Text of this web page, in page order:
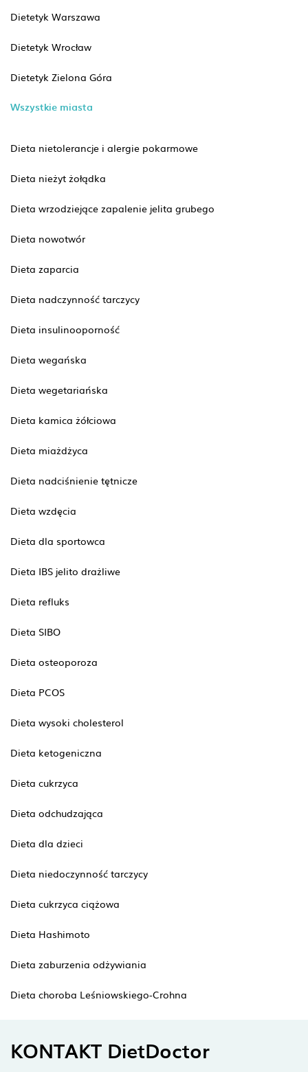
Dietetyk Warszawa
Dietetyk Wrocław
Dietetyk Zielona Góra
Wszystkie miasta
Dieta nietolerancje i alergie pokarmowe
Dieta nieżyt żołądka
Dieta wrzodziejące zapalenie jelita grubego
Dieta nowotwór
Dieta zaparcia
Dieta nadczynność tarczycy
Dieta insulinooporność
Dieta wegańska
Dieta wegetariańska
Dieta kamica żółciowa
Dieta miażdżyca
Dieta nadciśnienie tętnicze
Dieta wzdęcia
Dieta dla sportowca
Dieta IBS jelito drażliwe
Dieta refluks
Dieta SIBO
Dieta osteoporoza
Dieta PCOS
Dieta wysoki cholesterol
Dieta ketogeniczna
Dieta cukrzyca
Dieta odchudzająca
Dieta dla dzieci
Dieta niedoczynność tarczycy
Dieta cukrzyca ciążowa
Dieta Hashimoto
Dieta zaburzenia odżywiania
Dieta choroba Leśniowskiego-Crohna
KONTAKT DietDoctor